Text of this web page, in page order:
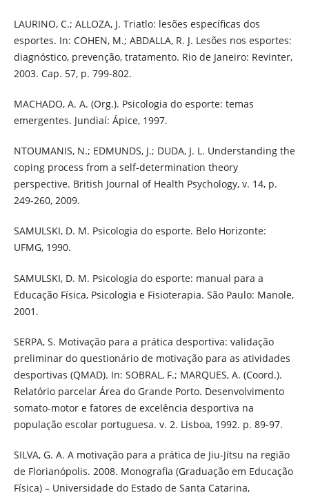
LAURINO, C.; ALLOZA, J. Triatlo: lesões específicas dos
esportes. In: COHEN, M.; ABDALLA, R. J. Lesões nos esportes:
diagnóstico, prevenção, tratamento. Rio de Janeiro: Revinter,
2003. Cap. 57, p. 799-802.
MACHADO, A. A. (Org.). Psicologia do esporte: temas
emergentes. Jundiaí: Ápice, 1997.
NTOUMANIS, N.; EDMUNDS, J.; DUDA, J. L. Understanding the
coping process from a self-determination theory
perspective. British Journal of Health Psychology, v. 14, p.
249-260, 2009.
SAMULSKI, D. M. Psicologia do esporte. Belo Horizonte:
UFMG, 1990.
SAMULSKI, D. M. Psicologia do esporte: manual para a
Educação Física, Psicologia e Fisioterapia. São Paulo: Manole,
2001.
SERPA, S. Motivação para a prática desportiva: validação
preliminar do questionário de motivação para as atividades
desportivas (QMAD). In: SOBRAL, F.; MARQUES, A. (Coord.).
Relatório parcelar Área do Grande Porto. Desenvolvimento
somato-motor e fatores de excelência desportiva na
população escolar portuguesa. v. 2. Lisboa, 1992. p. 89-97.
SILVA, G. A. A motivação para a prática de Jiu-Jítsu na região
de Florianópolis. 2008. Monografia (Graduação em Educação
Física) – Universidade do Estado de Santa Catarina,